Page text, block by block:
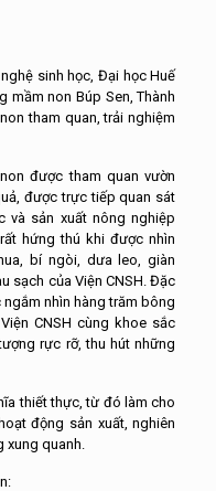
sinh học, Đại học Huế
mầm non Búp Sen, Thành
tham quan, trải nghiệm
được tham quan vườn
được trực tiếp quan sát
và sản xuất nông nghiệp
hứng thú khi được nhìn
bí ngòi, dưa leo, giàn
sạch của Viện CNSH. Đặc
nhìn hàng trăm bông
CNSH cùng khoe sắc
rực rỡ, thu hút những
thiết thực, từ đó làm cho
động sản xuất, nghiên
xung quanh.